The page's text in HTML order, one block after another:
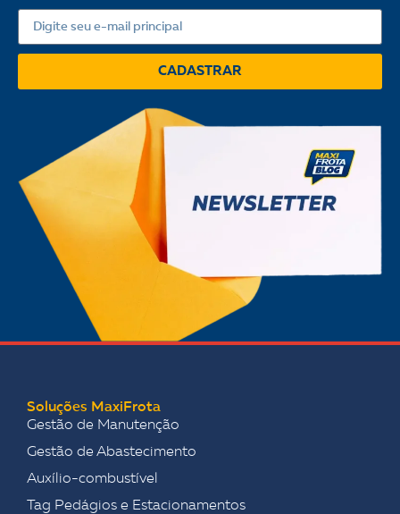
CADASTRAR
Soluções MaxiFrota
Gestão de Manutenção
Gestão de Abastecimento
Auxílio-combustível
Tag Pedágios e Estacionamentos